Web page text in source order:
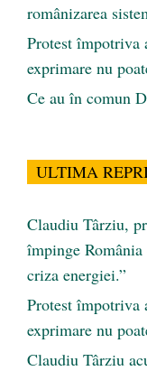
românizarea
Protest împotriva
exprimare nu
Ce au în comun
ULTIMA
Claudiu Târziu,
împinge
criza energiei.”
Protest împotriva
exprimare nu
Claudiu Târziu